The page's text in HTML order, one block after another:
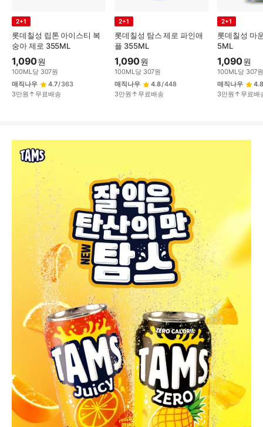
롯데칠성 립톤 아이스티 복
숭아 제로 355ML
2+1
1,090원
100ML당 307원
매직나우
4.7/363
3만원↑무료배송
롯데칠성 탐스 제로 파인애
플 355ML
2+1
1,090원
100ML당 307원
매직나우
4.8/448
3만원↑무료배송
롯데칠성 마
5ML
2+1
1,090원
100ML당 307
매직나우
4.8
3만원↑무료배